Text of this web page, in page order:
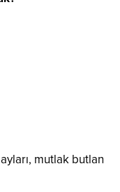
mutlak butlan